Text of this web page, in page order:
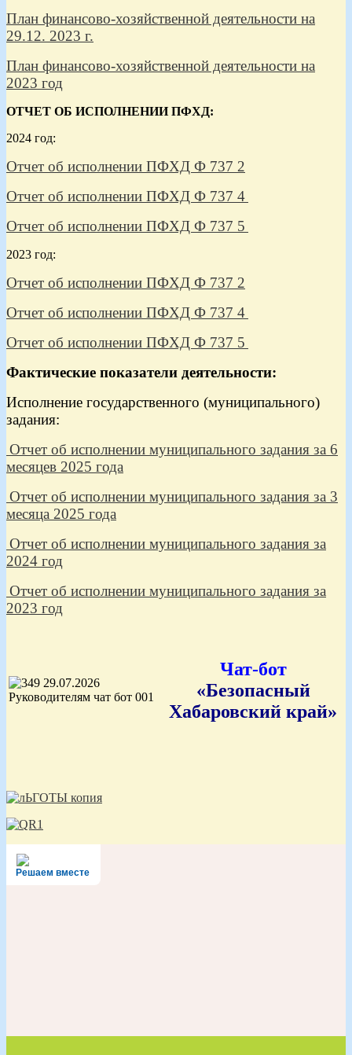
План финансово-хозяйственной деятельности на
29.12. 2023 г.
План финансово-хозяйственной деятельности на
2023 год
ОТЧЕТ ОБ ИСПОЛНЕНИИ ПФХД:
2024 год:
Отчет об исполнении ПФХД Ф 737 2
Отчет об исполнении ПФХД Ф 737 4
Отчет об исполнении ПФХД Ф 737 5
2023 год:
Отчет об исполнении ПФХД Ф 737 2
Отчет об исполнении ПФХД Ф 737 4
Отчет об исполнении ПФХД Ф 737 5
Фактические показатели деятельности:
Исполнение государственного (муниципального)
задания:
Отчет об исполнении муниципального задания за 6
месяцев 2025 года
Отчет об исполнении муниципального задания за 3
месяца 2025 года
Отчет об исполнении муниципального задания за
2024 год
Отчет об исполнении муниципального задания за
2023 год
Чат-бот
«Безопасный
Хабаровский край»
Решаем вместе